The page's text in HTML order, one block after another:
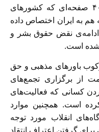
۲۰۱۶ ارائه کرد. در این گزارش ۴۰۰ صفحه‌ای که کشورهای
به ایران اختصاص داده
ادامه‌ی نقض حقوق بشر و
شده است.
باور‌های مذهبی و حق
از برگزاری تجمع‌های
کسانی که فعالیت‌های
است. همچنین موارد
انقلاب مورد توجه